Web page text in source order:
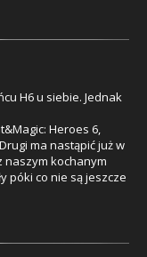
H6 u siebie. Jednak
Heroes 6,
ma nastąpić już w
naszym kochanym
póki co nie są jeszcze